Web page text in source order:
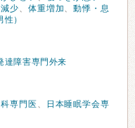
少、 体重増加、動悸・息
）
達障害専門外来
専門医 、
日本睡眠学会専